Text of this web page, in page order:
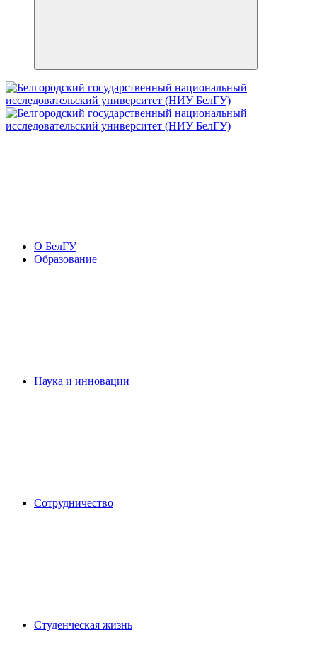
О БелГУ
Образование
Наука и инновации
Сотрудничество
Студенческая жизнь